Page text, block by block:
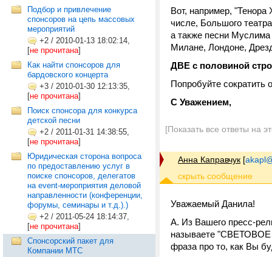
Подбор и привлечение
спонсоров на цепь массовых
мероприятий
+2 / 2010-01-13 18:02:14,
[не прочитана]
Как найти спонсоров для
бардовского концерта
+3 / 2010-01-30 12:13:35,
[не прочитана]
Поиск спонсора для конкурса
детской песни
+2 / 2011-01-31 14:38:55,
[не прочитана]
Юридическая сторона вопроса
по предоставлению услуг в
поиске спонсоров, делегатов
на event-мероприятия деловой
направленности (конференции,
форумы, семинары и т.д.).)
+2 / 2011-05-24 18:14:37,
[не прочитана]
Спонсорский пакет для
Компании МТС
Вот, например, "Тенора
числе, Большого
а также песни
Милане, Лондоне,
ДВЕ с половиной
Попробуйте сократить
С Уважением,
[Показать все ответы на
Анна Каправчук [
Уважаемый Данила!
А. Из Вашего пресс-
называете "СВЕТОВОЕ
фраза про то, как Вы